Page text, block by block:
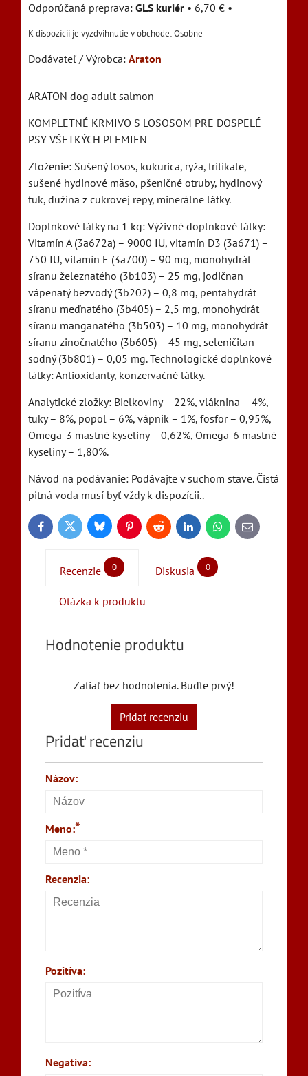
GLS kuriér • 6,70 € •
Osobne
Dodávateľ / Výrobca: Araton
ARATON dog adult salmon
KOMPLETNÉ KRMIVO S LOSOSOM PRE DOSPELÉ
PSY VŠETKÝCH PLEMIEN
Zloženie: Sušený losos, kukurica, ryža, tritikale,
sušené hydinové mäso, pšeničné otruby, hydinový
tuk, dužina z cukrovej repy, minerálne látky.
Doplnkové látky na 1 kg: Výživné doplnkové látky:
Vitamín A (3a672a) – 9000 IU, vitamín D3 (3a671) –
750 IU, vitamín E (3a700) – 90 mg, monohydrát
síranu železnatého (3b103) – 25 mg, jodičnan
vápenatý bezvodý (3b202) – 0,8 mg, pentahydrát
síranu meďnatého (3b405) – 2,5 mg, monohydrát
síranu manganatého (3b503) – 10 mg, monohydrát
síranu zinočnatého (3b605) – 45 mg, seleničitan
sodný (3b801) – 0,05 mg. Technologické doplnkové
látky: Antioxidanty, konzervačné látky.
Analytické zložky: Bielkoviny – 22%, vláknina – 4%,
tuky – 8%, popol – 6%, vápnik – 1%, fosfor – 0,95%,
Omega-3 mastné kyseliny – 0,62%, Omega-6 mastné
kyseliny – 1,80%.
Návod na podávanie: Podávajte v suchom stave. Čistá
pitná voda musí byť vždy k dispozícii..
FacebookTwitter BlueskyPinterestReddit LinkedInWhatsApp
E-
mail
Recenzie 0 Diskusia 0
Otázka k produktu
Hodnotenie produktu
Zatiaľ bez hodnotenia. Buďte prvý!
Pridať recenziu
Pridať recenziu
Názov:
Meno:*
Recenzia:
Pozitíva:
Negatíva: